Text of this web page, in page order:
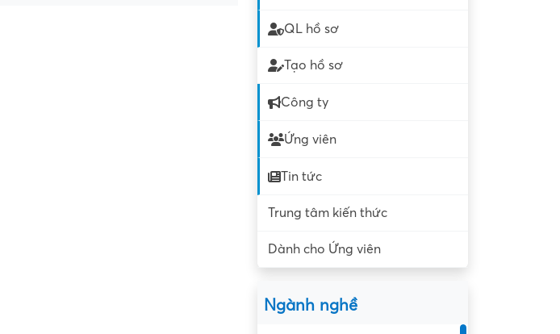
QL hồ sơ
Tạo hồ sơ
Công ty
Ứng viên
Tin tức
Trung tâm kiến thức
Dành cho Ứng viên
Ngành nghề